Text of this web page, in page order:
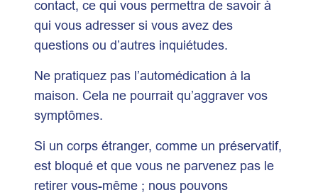
contact, ce qui vous permettra de savoir à
qui vous adresser si vous avez des
questions ou d’autres inquiétudes.
Ne pratiquez pas l’automédication à la
maison. Cela ne pourrait qu’aggraver vos
symptômes.
Si un corps étranger, comme un préservatif,
est bloqué et que vous ne parvenez pas le
retirer vous-même ; nous pouvons